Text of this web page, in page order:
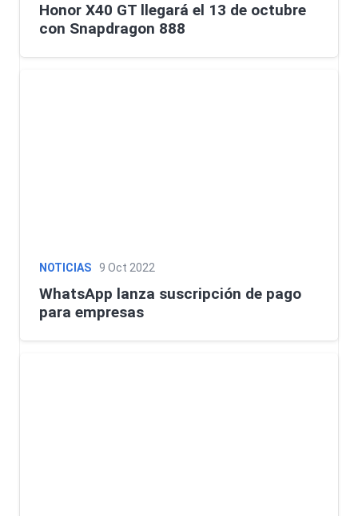
Honor X40 GT llegará el 13 de octubre
con Snapdragon 888
NOTICIAS 9 Oct 2022
WhatsApp lanza suscripción de pago
para empresas